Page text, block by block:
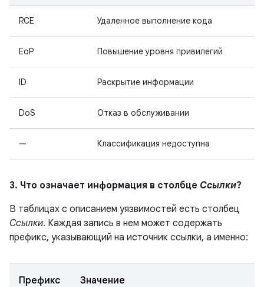
RCE Удаленное выполнение кода
EoP Повышение уровня привилегий
ID Раскрытие информации
DoS Отказ в обслуживании
— Классификация недоступна
3. Что означает информация в столбце Ссылки?
В таблицах с описанием уязвимостей есть столбец
Ссылки. Каждая запись в нем может содержать
префикс, указывающий на источник ссылки, а именно:
Префикс Значение